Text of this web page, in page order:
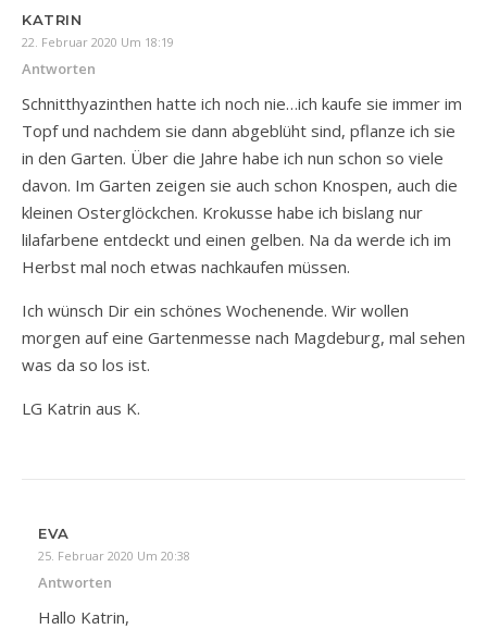
KATRIN
22. Februar 2020 Um 18:19
Antworten
Schnitthyazinthen hatte ich noch nie…ich kaufe sie immer im
Topf und nachdem sie dann abgeblüht sind, pflanze ich sie
in den Garten. Über die Jahre habe ich nun schon so viele
davon. Im Garten zeigen sie auch schon Knospen, auch die
kleinen Osterglöckchen. Krokusse habe ich bislang nur
lilafarbene entdeckt und einen gelben. Na da werde ich im
Herbst mal noch etwas nachkaufen müssen.
Ich wünsch Dir ein schönes Wochenende. Wir wollen
morgen auf eine Gartenmesse nach Magdeburg, mal sehen
was da so los ist.
LG Katrin aus K.
EVA
25. Februar 2020 Um 20:38
Antworten
Hallo Katrin,